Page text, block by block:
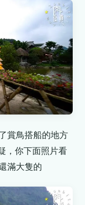
賞鳥搭船的地方
，你下面照片看
滿大隻的